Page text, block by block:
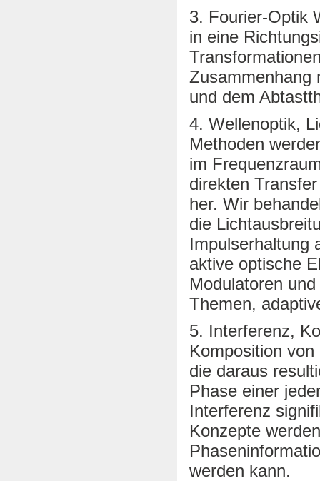
3. Fourier-Optik
in eine
Zusammenhang
und dem
4. Wellenoptik,
Methoden
im
direkten
her. Wir
die
Impulserhaltung
aktive optische
Modulatoren
Themen,
5. Interferenz,
Komposition
die daraus
Phase einer
Interferenz
Konzepte
werden kann.